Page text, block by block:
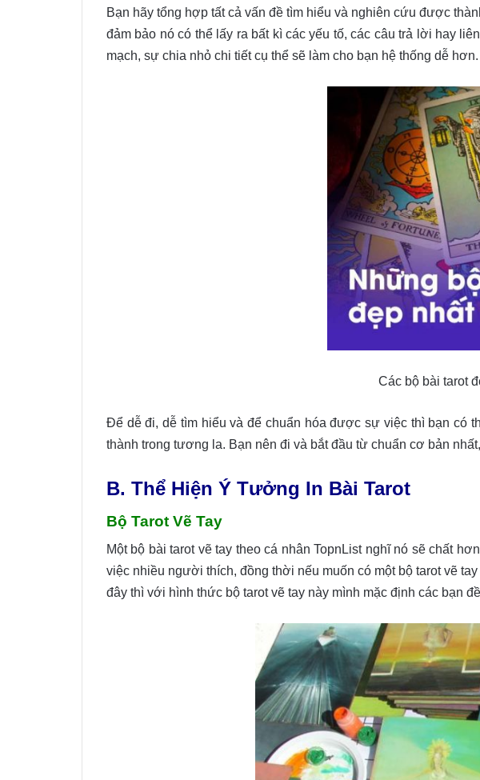
Bạn hãy tổng hợp tất cả vấn đề tìm hiểu và nghiên cứu được
đảm bảo nó có thể lấy ra bất kì các yếu tố, các câu trả lời hay
mạch, sự chia nhỏ chi tiết cụ thể sẽ làm cho bạn hệ thống dễ hơn.
Các bộ bài tarot
Để dễ đi, dễ tìm hiểu và để chuẩn hóa được sự việc thì bạn có
thành trong tương la. Bạn nên đi và bắt đầu từ chuẩn cơ bản
B. Thể Hiện Ý Tưởng In Bài Tarot
Bộ Tarot Vẽ Tay
Một bộ bài tarot vẽ tay theo cá nhân TopnList nghĩ nó sẽ chất
việc nhiều người thích, đồng thời nếu muốn có một bộ tarot vẽ
đây thì với hình thức bộ tarot vẽ tay này mình mặc định các bạn